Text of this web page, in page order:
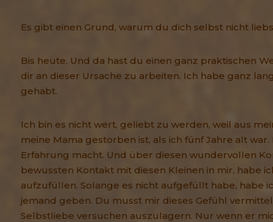
Es gibt einen Grund, warum du dich selbst nicht
Bis heute. Und da hast du einen ganz praktischen
dir an dieser Ursache zu arbeiten. Ich habe ganz
gehabt.
Ich bin es nicht wert, geliebt zu werden, weil aus
meine Mama gestorben ist, als ich fünf Jahre alt
Erfahrung macht. Und über diesen wundervollen
bewussten Kontakt mit diesen Kleinen in mir, habe
aufzufüllen. Solange es nicht aufgefüllt habe, habe
jemand geben. Du musst mir dieses Gefühl
Selbstliebe versuchen auszulagern. Nur wenn er